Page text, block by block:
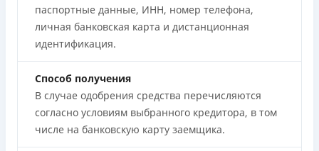
паспортные данные, ИНН, номер телефона,
личная банковская карта и дистанционная
идентификация.
Способ получения
В случае одобрения средства перечисляются
согласно условиям выбранного кредитора, в том
числе на банковскую карту заемщика.